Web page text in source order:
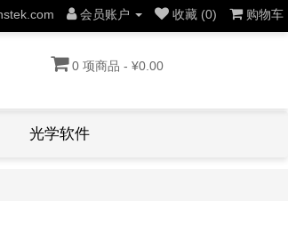
会员账户 收藏 (0) 购物车
0 项商品 - ¥0.00
光学软件